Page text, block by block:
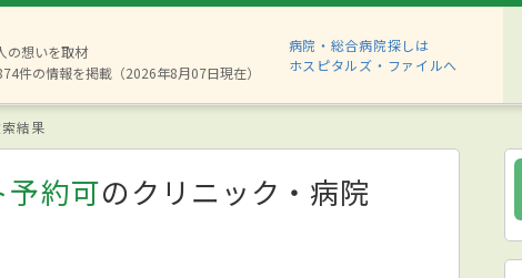
の想いを取材
件の情報を掲載（2026年8月07日現在）
病院・総合病院探しは
ホスピタルズ・ファイルへ
結果
約可のクリニック・病院